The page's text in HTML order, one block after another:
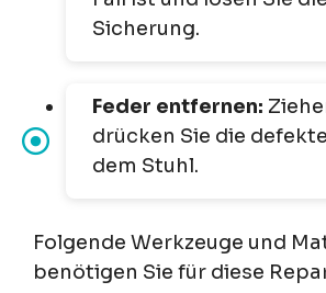
Sicherung.
Feder entfernen:
drücken Sie die
dem Stuhl.
Folgende Werkzeuge und
benötigen Sie für diese